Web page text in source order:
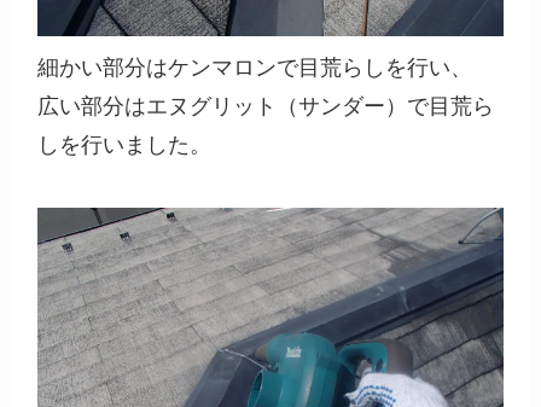
細かい部分はケンマロンで目荒らしを行い、
広い部分はエヌグリット（サンダー）で目荒ら
しを行いました。